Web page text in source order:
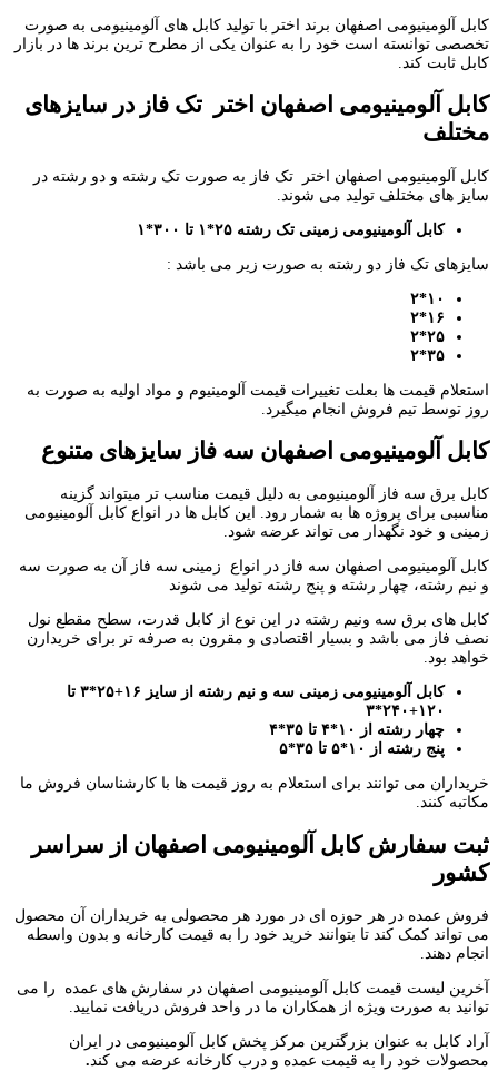
کابل آلومینیومی اصفهان برند اختر با تولید کابل های آلومینیومی به صورت
تخصصی توانسته است خود را به عنوان یکی از مطرح ترین برند ها در بازار
کابل ثابت کند.
کابل آلومینیومی اصفهان اختر تک فاز در سایزهای
مختلف
کابل آلومینیومی اصفهان اختر تک فاز به صورت تک رشته و دو رشته در
سایز های مختلف تولید می شوند.
کابل آلومینیومی زمینی تک رشته ۲۵*۱ تا ۳۰۰*۱
سایزهای تک فاز دو رشته به صورت زیر می باشد :
۱۰*۲
۱۶*۲
۲۵*۲
۳۵*۲
استعلام قیمت ها بعلت تغییرات قیمت آلومینیوم و مواد اولیه به صورت به
روز توسط تیم فروش انجام میگیرد.
کابل آلومینیومی اصفهان سه فاز سایزهای متنوع
کابل برق سه فاز آلومینیومی به دلیل قیمت مناسب تر میتواند گزینه
مناسبی برای پروژه ها به شمار رود. این کابل ها در انواع کابل آلومینیومی
زمینی و خود نگهدار می تواند عرضه شود.
کابل آلومینیومی اصفهان سه فاز در انواع زمینی سه فاز آن به صورت سه
و نیم رشته، چهار رشته و پنج رشته تولید می شوند
کابل های برق سه ونیم رشته در این نوع از کابل قدرت، سطح مقطع نول
نصف فاز می باشد و بسیار اقتصادی و مقرون به صرفه تر برای خریدارن
خواهد بود.
کابل آلومینیومی زمینی سه و نیم رشته
از سایز ۱۶+۲۵*۳ تا
۱۲۰+۲۴۰*۳
چهار رشته از ۱۰*۴ تا ۳۵*۴
پنج رشته از ۱۰*۵ تا ۳۵*۵
خریداران می توانند برای استعلام به روز قیمت ها با کارشناسان فروش ما
مکاتبه کنند.
ثبت سفارش کابل آلومینیومی اصفهان از سراسر
کشور
فروش عمده در هر حوزه ای در مورد هر محصولی به خریداران آن محصول
می تواند کمک کند تا بتوانند خرید خود را به قیمت کارخانه و بدون واسطه
انجام دهند.
آخرین لیست قیمت کابل آلومینیومی اصفهان در سفارش های عمده را می
توانید به صورت ویژه از همکاران ما در واحد فروش دریافت نمایید.
آراد کابل به عنوان بزرگترین مرکز پخش کابل آلومینیومی در ایران
محصولات خود را به قیمت عمده و درب کارخانه عرضه می کند.